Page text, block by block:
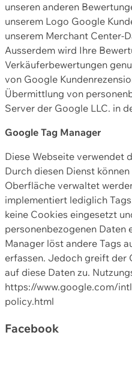
unseren anderen
unserem Logo Google
unserem Merchant Center-
Ausserdem wird Ihre
Verkäuferbewertungen
von Google
Übermittlung von
Server der Google LLC. in
Google Tag Manager
Diese Webseite verwendet
Durch diesen Dienst
Oberfläche verwaltet
implementiert lediglich
keine Cookies eingesetzt
personenbezogenen Daten
Manager löst andere Tags
erfassen. Jedoch greift der
auf diese Daten zu.
https://www.google.com/
policy.html
Facebook